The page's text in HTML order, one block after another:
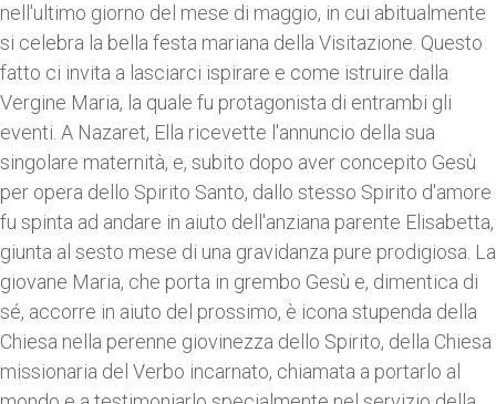
nell'ultimo giorno del mese di maggio, in cui abitualmente
si celebra la bella festa mariana della Visitazione. Questo
fatto ci invita a lasciarci ispirare e come istruire dalla
Vergine Maria, la quale fu protagonista di entrambi gli
eventi. A Nazaret, Ella ricevette l'annuncio della sua
singolare maternità, e, subito dopo aver concepito Gesù
per opera dello Spirito Santo, dallo stesso Spirito d'amore
fu spinta ad andare in aiuto dell'anziana parente Elisabetta,
giunta al sesto mese di una gravidanza pure prodigiosa. La
giovane Maria, che porta in grembo Gesù e, dimentica di
sé, accorre in aiuto del prossimo, è icona stupenda della
Chiesa nella perenne giovinezza dello Spirito, della Chiesa
missionaria del Verbo incarnato, chiamata a portarlo al